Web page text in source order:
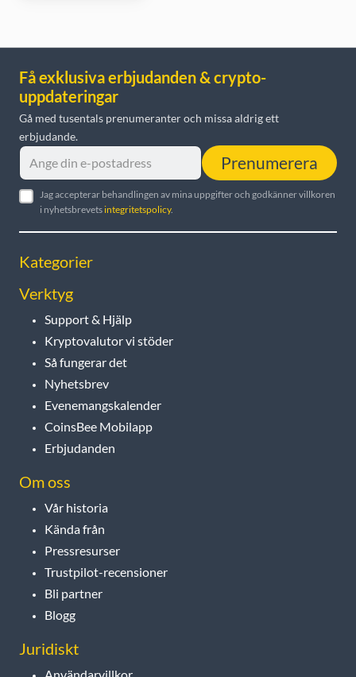
Få exklusiva erbjudanden & crypto-
uppdateringar
Gå med tusentals prenumeranter och missa aldrig ett
erbjudande.
Prenumerera
Jag accepterar behandlingen av mina uppgifter och godkänner villkoren
i nyhetsbrevets integritetspolicy.
Kategorier
Verktyg
Support & Hjälp
Kryptovalutor vi stöder
Så fungerar det
Nyhetsbrev
Evenemangskalender
CoinsBee Mobilapp
Erbjudanden
Om oss
Vår historia
Kända från
Pressresurser
Trustpilot-recensioner
Bli partner
Blogg
Juridiskt